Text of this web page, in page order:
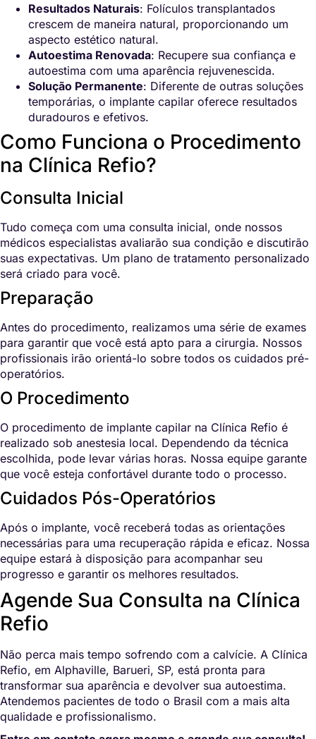
Resultados Naturais: Folículos transplantados
crescem de maneira natural, proporcionando um
aspecto estético natural.
Autoestima Renovada: Recupere sua confiança e
autoestima com uma aparência rejuvenescida.
Solução Permanente: Diferente de outras soluções
temporárias, o implante capilar oferece resultados
duradouros e efetivos.
Como Funciona o Procedimento
na Clínica Refio?
Consulta Inicial
Tudo começa com uma consulta inicial, onde nossos
médicos especialistas avaliarão sua condição e discutirão
suas expectativas. Um plano de tratamento personalizado
será criado para você.
Preparação
Antes do procedimento, realizamos uma série de exames
para garantir que você está apto para a cirurgia. Nossos
profissionais irão orientá-lo sobre todos os cuidados pré-
operatórios.
O Procedimento
O procedimento de implante capilar na Clínica Refio é
realizado sob anestesia local. Dependendo da técnica
escolhida, pode levar várias horas. Nossa equipe garante
que você esteja confortável durante todo o processo.
Cuidados Pós-Operatórios
Após o implante, você receberá todas as orientações
necessárias para uma recuperação rápida e eficaz. Nossa
equipe estará à disposição para acompanhar seu
progresso e garantir os melhores resultados.
Agende Sua Consulta na Clínica
Refio
Não perca mais tempo sofrendo com a calvície. A Clínica
Refio, em Alphaville, Barueri, SP, está pronta para
transformar sua aparência e devolver sua autoestima.
Atendemos pacientes de todo o Brasil com a mais alta
qualidade e profissionalismo.